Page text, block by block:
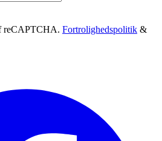
reCAPTCHA. Fortrolighedspolitik &